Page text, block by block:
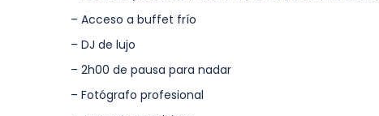
– Acceso a buffet frío
– DJ de lujo
– 2h00 de pausa para nadar
– Fotógrafo profesional